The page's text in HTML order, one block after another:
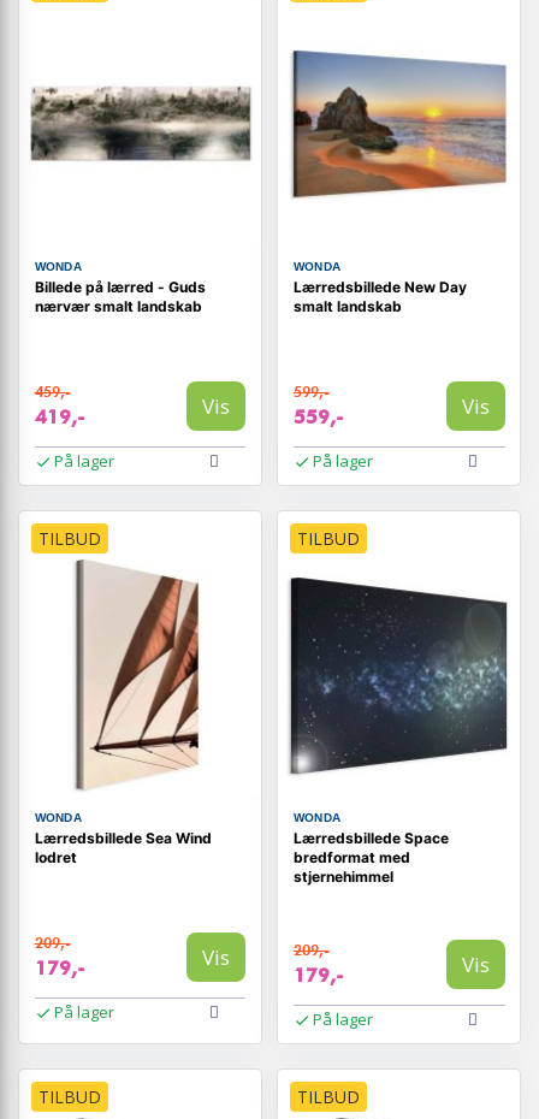
WONDA
Billede på lærred - Guds
nærvær smalt landskab
459,-
419,- Vis
På lager
WONDA
Lærredsbillede New Day
smalt landskab
599,-
559,- Vis
På lager
TILBUD
WONDA
Lærredsbillede Sea Wind
lodret
209,-
179,- Vis
På lager
TILBUD
WONDA
Lærredsbillede Space
bredformat med
stjernehimmel
209,-
179,- Vis
På lager
TILBUD TILBUD